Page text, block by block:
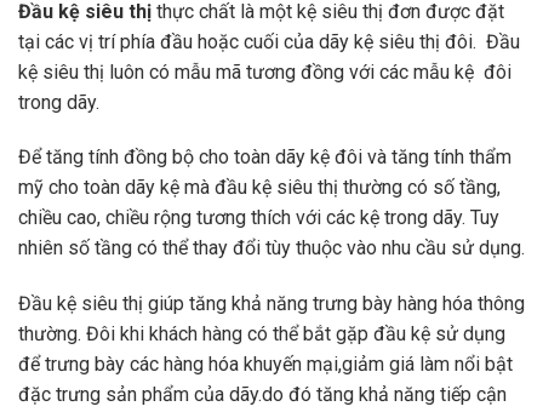
Đầu kệ siêu thị thực chất là một kệ siêu thị đơn được đặt
tại các vị trí phía đầu hoặc cuối của dãy kệ siêu thị đôi. Đầu
kệ siêu thị luôn có mẫu mã tương đồng với các mẫu kệ đôi
trong dãy.
Để tăng tính đồng bộ cho toàn dãy kệ đôi và tăng tính thẩm
mỹ cho toàn dãy kệ mà đầu kệ siêu thị thường có số tầng,
chiều cao, chiều rộng tương thích với các kệ trong dãy. Tuy
nhiên số tầng có thể thay đổi tùy thuộc vào nhu cầu sử dụng.
Đầu kệ siêu thị giúp tăng khả năng trưng bày hàng hóa thông
thường. Đôi khi khách hàng có thể bắt gặp đầu kệ sử dụng
để trưng bày các hàng hóa khuyến mại,giảm giá làm nổi bật
đặc trưng sản phẩm của dãy.do đó tăng khả năng tiếp cận